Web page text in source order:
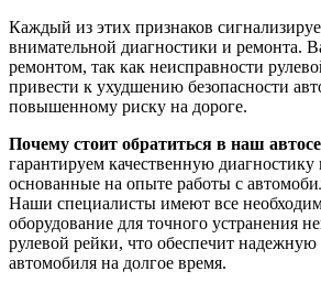
Каждый из этих признаков
внимательной диагностики и ремонта.
ремонтом, так как неисправности
привести к ухудшению безопасности
повышенному риску на дороге.
Почему стоит обратиться в наш
гарантируем качественную диагностику
основанные на опыте работы с
Наши специалисты имеют все
оборудование для точного устранения
рулевой рейки, что обеспечит надежную
автомобиля на долгое время.